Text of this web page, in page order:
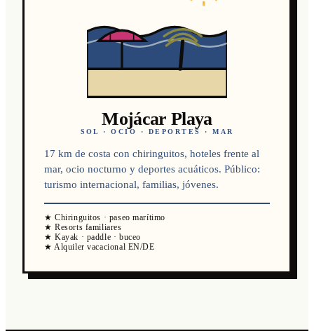
Mojácar Playa
SOL · OCIO · DEPORTES · MAR
17 km de costa con chiringuitos, hoteles frente al
mar, ocio nocturno y deportes acuáticos. Público:
turismo internacional, familias, jóvenes.
★ Chiringuitos · paseo marítimo
★ Resorts familiares
★ Kayak · paddle · buceo
★ Alquiler vacacional EN/DE